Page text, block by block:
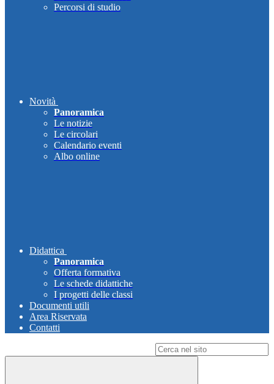
Percorsi di studio
Novità
Panoramica
Le notizie
Le circolari
Calendario eventi
Albo online
Didattica
Panoramica
Offerta formativa
Le schede didattiche
I progetti delle classi
Documenti utili
Area Riservata
Contatti